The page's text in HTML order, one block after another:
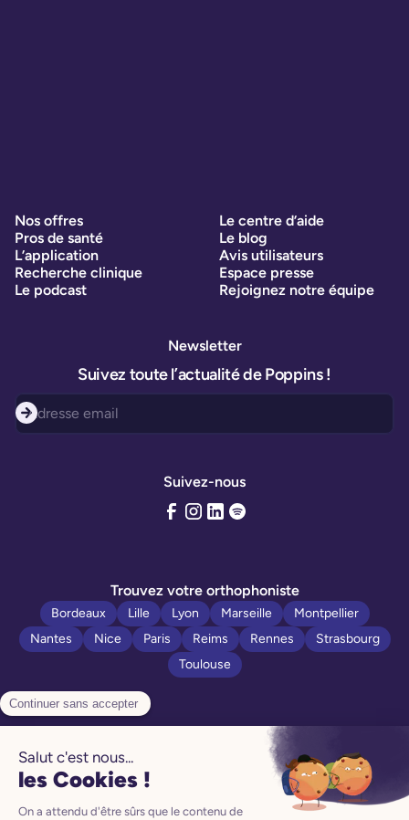
Nos offres
Pros de santé
L’application
Recherche clinique
Le podcast
Le centre d’aide
Le blog
Avis utilisateurs
Espace presse
Rejoignez notre équipe
Suivez-nous
Newsletter
Suivez toute l’actualité de Poppins !
Trouvez votre orthophoniste
Bordeaux Lille Lyon Marseille
Montpellier
Nantes
Nice Paris Reims Rennes
Strasbourg
Toulouse
Politique de confidentialité
Mentions légales